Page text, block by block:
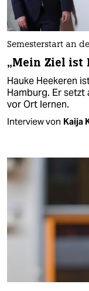
Semesterstart an
„Mein Ziel ist
Hauke Heekeren
Hamburg. Er
vor Ort lernen.
Interview von Kaija